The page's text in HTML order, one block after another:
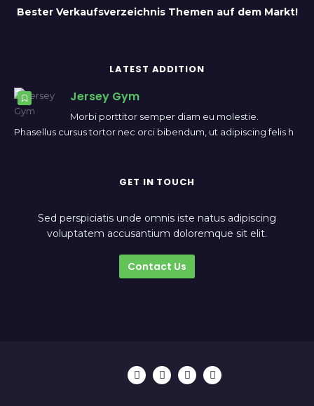
Bester Verkaufsverzeichnis Themen auf dem Markt!
LATEST ADDITION
Jersey Gym
Morbi porttitor semper diam eu molestie.
Phasellus cursus tortor nec orci bibendum, ut adipiscing felis h
GET IN TOUCH
Sed perspiciatis unde omnis iste natus adipiscing
voluptatem accusantium doloremque sit elit.
Contact Us